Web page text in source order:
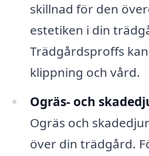
skillnad för den
estetiken i din
Trädgårdsproffs
klippning och vård.
Ogräs- och
Ogräs och
över din trädgård.